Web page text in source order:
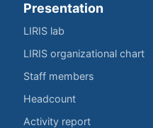
Presentation
LIRIS lab
LIRIS organizational chart
Staff members
Headcount
Activity report